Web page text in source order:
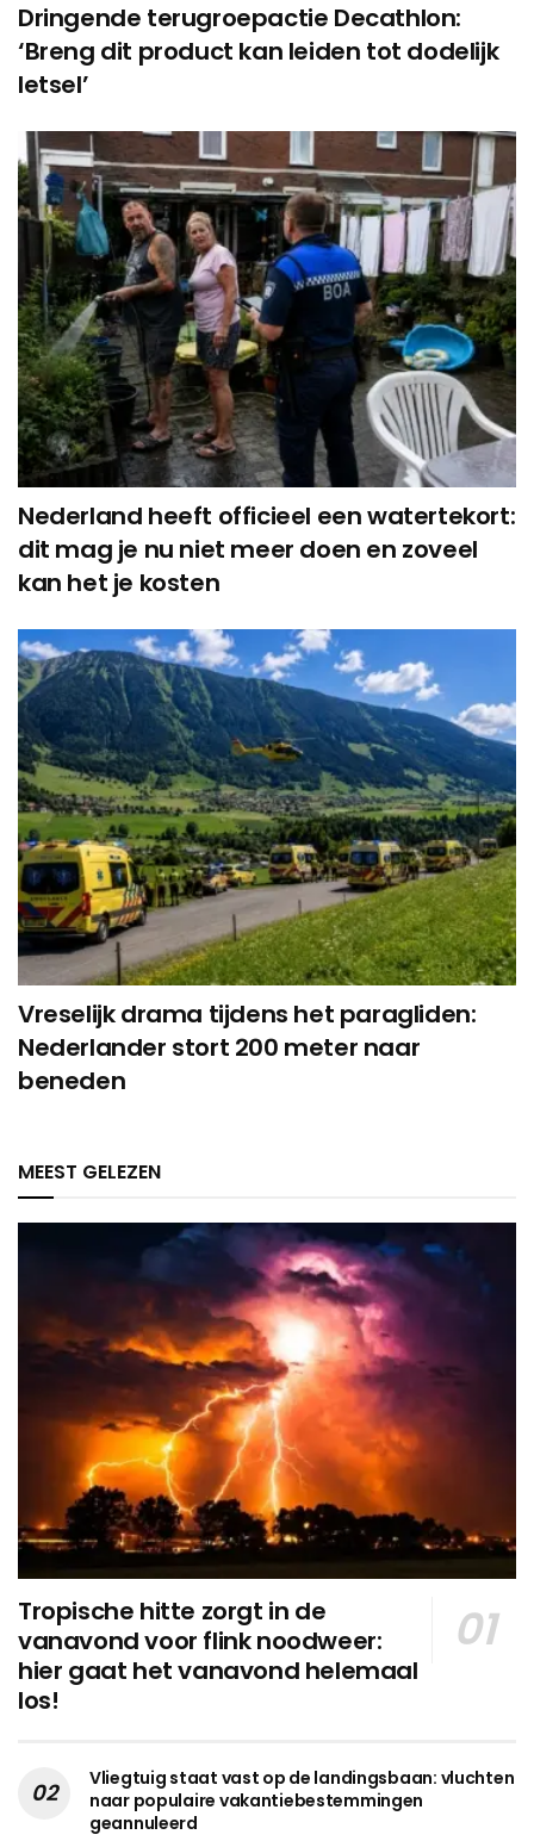
Dringende terugroepactie Decathlon:
‘Breng dit product kan leiden tot dodelijk
letsel’
Nederland heeft officieel een watertekort:
dit mag je nu niet meer doen en zoveel
kan het je kosten
Vreselijk drama tijdens het paragliden:
Nederlander stort 200 meter naar
beneden
MEEST GELEZEN
Tropische hitte zorgt in de
vanavond voor flink noodweer:
hier gaat het vanavond helemaal
los!
Vliegtuig staat vast op de landingsbaan: vluchten
naar populaire vakantiebestemmingen
geannuleerd